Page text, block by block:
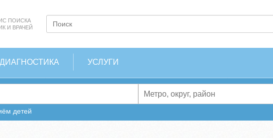
ПОИСКА
И ВРАЧЕЙ
ДИАГНОСТИКА УСЛУГИ
детей